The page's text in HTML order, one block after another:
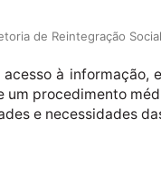
de Reintegração
à informação,
um procedimento
e necessidades